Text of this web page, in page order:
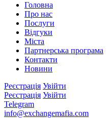
Головна
Про нас
Послуги
Відгуки
Міста
Партнерська програма
Контакти
Новини
Реєстрація Увійти
Реєстрація Увійти
Telegram
info@exchangemafia.com